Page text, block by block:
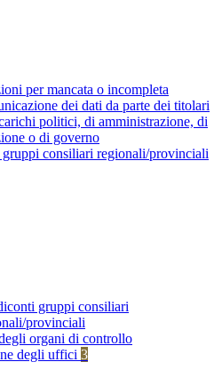
per mancata o incompleta
dei dati da parte dei titolari
politici, di amministrazione, di
o di governo
consiliari regionali/provinciali
gruppi consiliari
provinciali
organi di controllo
degli uffici 3